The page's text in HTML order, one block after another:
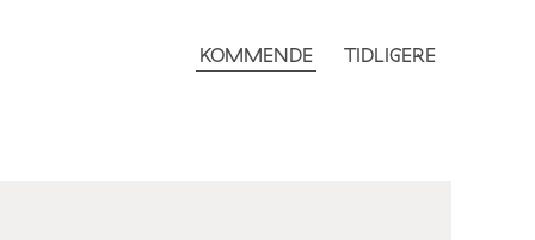
KOMMENDE TIDLIGERE